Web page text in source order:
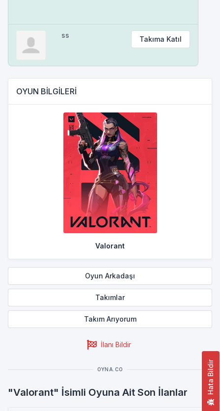
Hata Bildir
ss Takıma Katıl
OYUN BİLGİLERİ
Valorant
Oyun Arkadaşı
Takımlar
Takım Arıyorum
İlanı Bildir
OYNA.CO
"Valorant" İsimli Oyuna Ait Son İlanlar